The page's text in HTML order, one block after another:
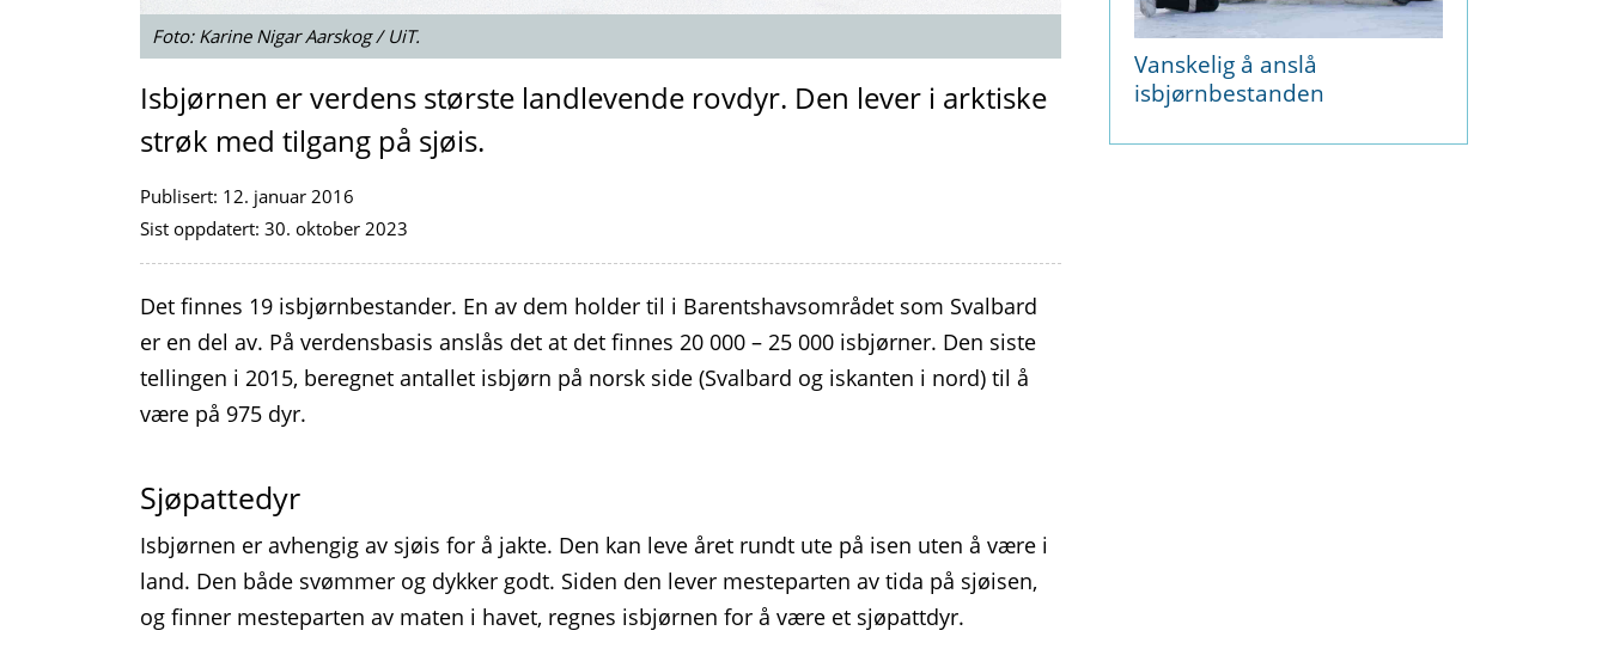
Foto: Karine Nigar Aarskog / UiT.
Isbjørnen er verdens største landlevende rovdyr. Den lever i arktiske
strøk med tilgang på sjøis.
Publisert: 12. januar 2016
Sist oppdatert: 30. oktober 2023
Det finnes 19 isbjørnbestander. En av dem holder til i Barentshavsområdet som Svalbard
er en del av. På verdensbasis anslås det at det finnes 20 000 – 25 000 isbjørner. Den siste
tellingen i 2015, beregnet antallet isbjørn på norsk side (Svalbard og iskanten i nord) til å
være på 975 dyr.
Sjøpattedyr
Isbjørnen er avhengig av sjøis for å jakte. Den kan leve året rundt ute på isen uten å være i
land. Den både svømmer og dykker godt. Siden den lever mesteparten av tida på sjøisen,
og finner mesteparten av maten i havet, regnes isbjørnen for å være et sjøpattdyr.
Vanskelig å anslå
isbjørnbestanden